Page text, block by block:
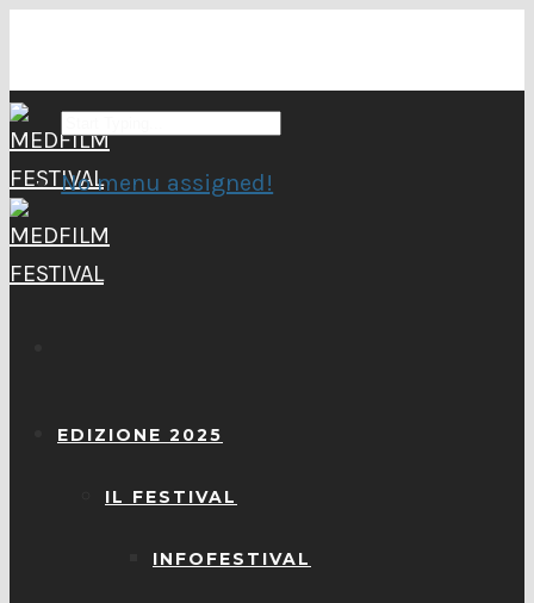
EDIZIONE 2025
IL FESTIVAL
INFOFESTIVAL
No menu assigned!